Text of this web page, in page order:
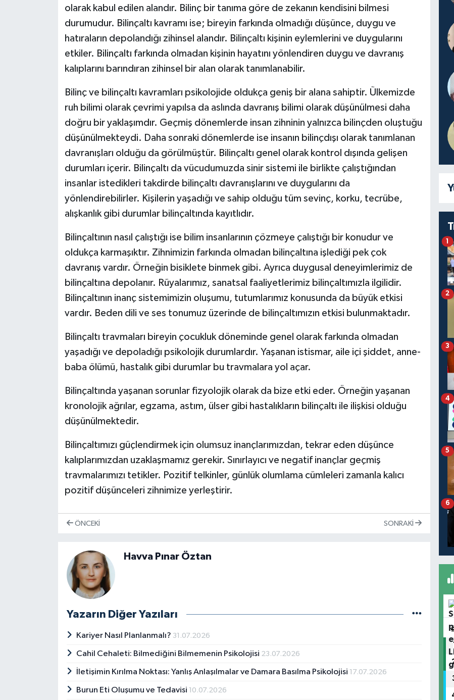
olarak kabul edilen alandır. Bilinç bir tanıma göre de zekanın kendisini bilmesi
durumudur. Bilinçaltı kavramı ise; bireyin farkında olmadığı düşünce, duygu ve
hatıraların depolandığı zihinsel alandır. Bilinçaltı kişinin eylemlerini ve duygularını
etkiler. Bilinçaltı farkında olmadan kişinin hayatını yönlendiren duygu ve davranış
kalıplarını barındıran zihinsel bir alan olarak tanımlanabilir.
Bilinç ve bilinçaltı kavramları psikolojide oldukça geniş bir alana sahiptir. Ülkemizde
ruh bilimi olarak çevrimi yapılsa da aslında davranış bilimi olarak düşünülmesi daha
doğru bir yaklaşımdır. Geçmiş dönemlerde insan zihninin yalnızca bilinçden oluştuğu
düşünülmekteydi. Daha sonraki dönemlerde ise insanın bilinçdışı olarak tanımlanan
davranışları olduğu da görülmüştür. Bilinçaltı genel olarak kontrol dışında gelişen
durumları içerir. Bilinçaltı da vücudumuzda sinir sistemi ile birlikte çalıştığından
insanlar istedikleri takdirde bilinçaltı davranışlarını ve duygularını da
yönlendirebilirler. Kişilerin yaşadığı ve sahip olduğu tüm sevinç, korku, tecrübe,
alışkanlık gibi durumlar bilinçaltında kayıtlıdır.
Bilinçaltının nasıl çalıştığı ise bilim insanlarının çözmeye çalıştığı bir konudur ve
oldukça karmaşıktır. Zihnimizin farkında olmadan bilinçaltına işlediği pek çok
davranış vardır. Örneğin bisiklete binmek gibi. Ayrıca duygusal deneyimlerimiz de
bilinçaltına depolanır. Rüyalarımız, sanatsal faaliyetlerimiz bilinçaltımızla ilgilidir.
Bilinçaltının inanç sistemimizin oluşumu, tutumlarımız konusunda da büyük etkisi
vardır. Beden dili ve ses tonumuz üzerinde de bilinçaltımızın etkisi bulunmaktadır.
Bilinçaltı travmaları bireyin çocukluk döneminde genel olarak farkında olmadan
yaşadığı ve depoladığı psikolojik durumlardır. Yaşanan istismar, aile içi şiddet, anne-
baba ölümü, hastalık gibi durumlar bu travmalara yol açar.
Bilinçaltında yaşanan sorunlar fizyolojik olarak da bize etki eder. Örneğin yaşanan
kronolojik ağrılar, egzama, astım, ülser gibi hastalıkların bilinçaltı ile ilişkisi olduğu
düşünülmektedir.
Bilinçaltımızı güçlendirmek için olumsuz inançlarımızdan, tekrar eden düşünce
kalıplarımızdan uzaklaşmamız gerekir. Sınırlayıcı ve negatif inançlar geçmiş
travmalarımızı tetikler. Pozitif telkinler, günlük olumlama cümleleri zamanla kalıcı
pozitif düşünceleri zihnimize yerleştirir.
ÖNCEKI SONRAKI
Havva Pınar Öztan
Yazarın Diğer Yazıları
Kariyer Nasıl Planlanmalı? 31.07.2026
Cahil Cehaleti: Bilmediğini Bilmemenin Psikolojisi 23.07.2026
İletişimin Kırılma Noktası: Yanlış Anlaşılmalar ve Damara Basılma Psikolojisi 17.07.2026
Burun Eti Oluşumu ve Tedavisi 10.07.2026
1
2
3
4
5
6
1